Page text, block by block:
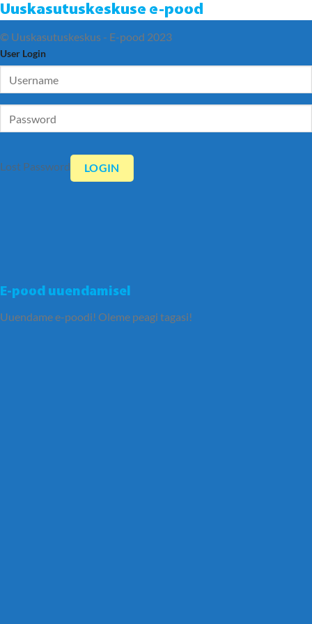
Uuskasutuskeskuse e-pood
E-pood uuendamisel
Uuendame e-poodi! Oleme peagi tagasi!
© Uuskasutuskeskus - E-pood 2023
User Login
Lost Password